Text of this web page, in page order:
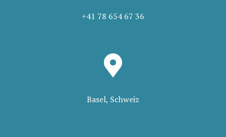
+41 78 654 67 36
Basel, Schweiz